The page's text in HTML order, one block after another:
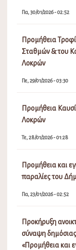
Πα, 30/01/2026 - 02:52
Προμήθεια
Σταθμών & του
Λοκρών
Πε, 29/01/2026 - 03:30
Προμήθεια
Λοκρών
Τε, 28/01/2026 - 01:28
Προμήθεια και
παραλίες του
Πα, 23/01/2026 - 02:52
Προκήρυξη
σύναψη
«Προμήθεια και